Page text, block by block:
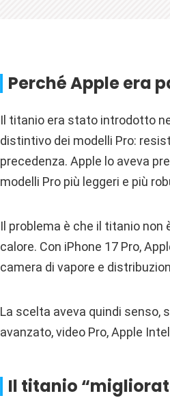
Perché Apple era
Il titanio era stato introdotto
distintivo dei modelli Pro:
precedenza. Apple lo aveva
modelli Pro più leggeri e più
Il problema è che il titanio non
calore. Con iPhone 17 Pro,
camera di vapore e
La scelta aveva quindi senso,
avanzato, video Pro, Apple
Il titanio